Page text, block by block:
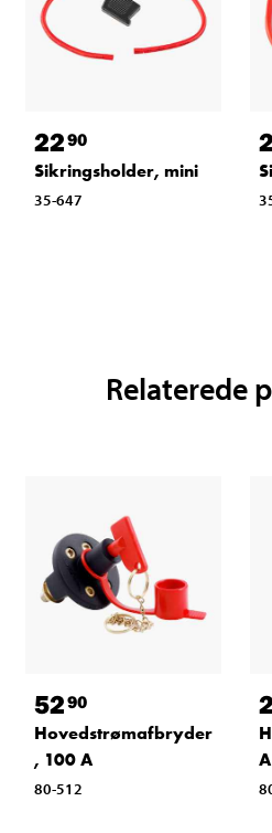
2290
Sikringsholder, mini
35-647
Relaterede
5290
Hovedstrømafbryder
, 100 A
80-512
A